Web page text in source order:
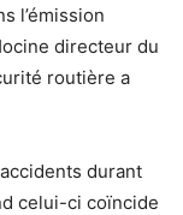
l’émission
directeur du
routière a
durant
celui-ci coïncide